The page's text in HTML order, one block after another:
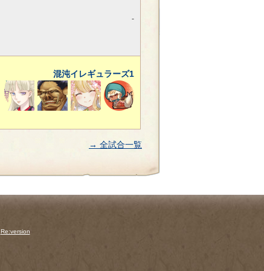
-
混沌イレギュラーズ1
→ 全試合一覧
Re:version